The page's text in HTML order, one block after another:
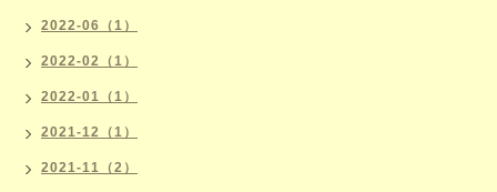
2022-06（1）
2022-02（1）
2022-01（1）
2021-12（1）
2021-11（2）